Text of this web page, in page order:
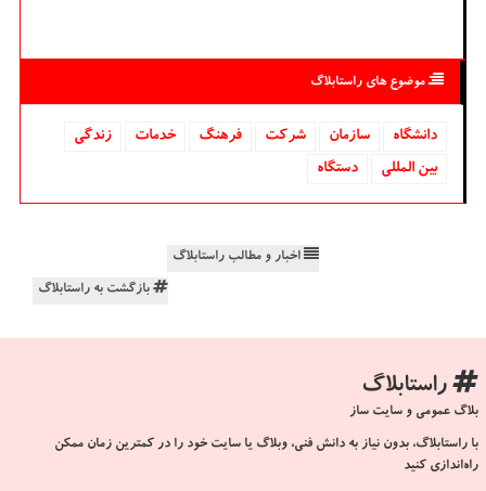
موضوع های راستابلاگ
دانشگاه‌ سازمان شركت فرهنگ خدمات
زندگی
بین المللی
دستگاه
اخبار و مطالب راستابلاگ
بازگشت به راستابلاگ
راستابلاگ
بلاگ عمومی و سایت ساز
با راستابلاگ، بدون نیاز به دانش فنی، وبلاگ یا سایت خود را در کمترین زمان ممکن
راه‌اندازی کنید